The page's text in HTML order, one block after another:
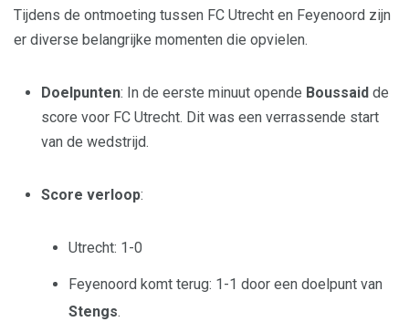
Tijdens de ontmoeting tussen FC Utrecht en Feyenoord zijn
er diverse belangrijke momenten die opvielen.
Doelpunten: In de eerste minuut opende Boussaid de
score voor FC Utrecht. Dit was een verrassende start
van de wedstrijd.
Score verloop:
Utrecht: 1-0
Feyenoord komt terug: 1-1 door een doelpunt van
Stengs.